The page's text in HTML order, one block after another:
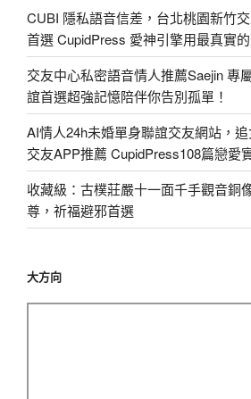
CUBI 隱私語音信差，台北桃園新竹
首選 CupidPress 愛神引擎用最真實
交友中心私密語音情人推薦Saejin 專
誼首選超強記憶陪伴你告別孤單！
AI情人24h未婚單身聯誼交友網站，
交友APP推薦 CupidPress108篇戀愛
收藏級：古樸莊嚴十一面千手觀音銅
尊，祈福避邪首選
大方向